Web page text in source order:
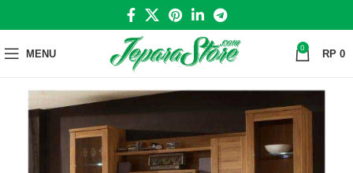
MENU 0 RP 0